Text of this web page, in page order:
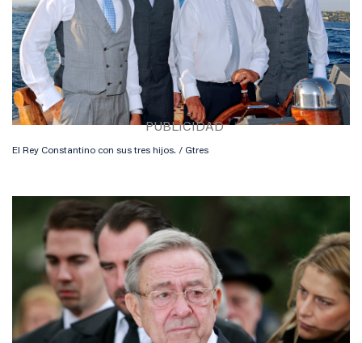
El Rey Constantino con sus tres hijos. / Gtres